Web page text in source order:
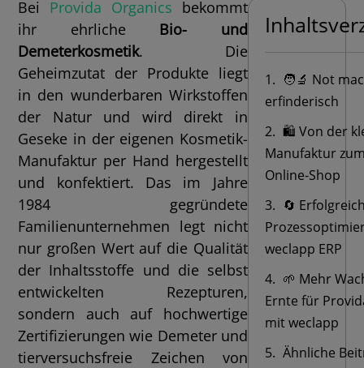
Bei Provida Organics bekommt
ihr ehrliche Bio- und
Demeterkosmetik. Die
Geheimzutat der Produkte liegt
in den wunderbaren Wirkstoffen
der Natur und wird direkt in
Geseke in der eigenen Kosmetik-
Manufaktur per Hand hergestellt
und konfektiert. Das im Jahre
1984 gegründete
Familienunternehmen legt nicht
nur großen Wert auf die Qualität
der Inhaltsstoffe und die selbst
entwickelten Rezepturen,
sondern auch auf hochwertige
Zertifizierungen wie Demeter und
tierversuchsfreie Zeichen von
🧑‍🔬 Not
erfinderisch
🛍️ Von der
Manufaktur
Online-Shop
🔄
weclapp ERP
🌱 Mehr
Ernte für
mit weclapp
Ähnliche